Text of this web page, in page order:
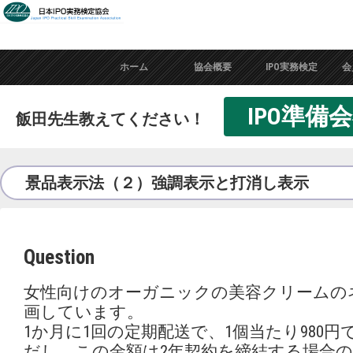
ホーム 協会概要 IPO実務検定
飯田先生教えてください！ IPO準備
景品表示法（２）強調表示と打消し表示
Question
女性向けのオーガニックの美容クリーム
画しています。
1か月に1回の定期配送で、1個当たり980円